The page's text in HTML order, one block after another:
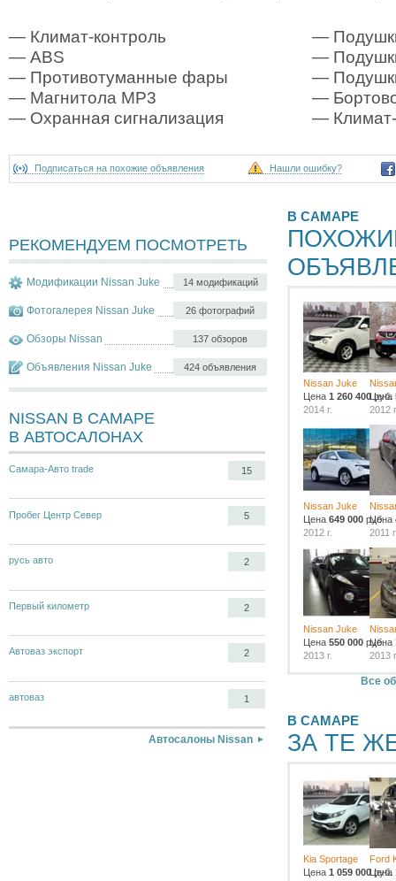
— Климат-контроль
— ABS
— Противотуманные фары
— Магнитола MP3
— Охранная сигнализация
—
—
—
—
— Климат-
Подписаться на похожие объявления Нашли ошибку?
РЕКОМЕНДУЕМ ПОСМОТРЕТЬ
14 модификаций
Модификации Nissan Juke
26 фотографий
Фотогалерея Nissan Juke
137 обзоров
Обзоры Nissan
424 объявления
Объявления Nissan Juke
NISSAN В САМАРЕ
В АВТОСАЛОНАХ
Самара-Авто trade 15
Пробег Центр Север 5
русь авто 2
Первый километр 2
Автоваз экспорт 2
автоваз 1
Автосалоны Nissan
В САМАРЕ
Nissan Juke
Цена 1 260 400 руб.
2014 г.
Цена
2012
Nissan Juke
Цена 649 000 руб.
2012 г.
Цена
2011
Nissan Juke
Цена 550 000 руб.
2013 г.
Цена
2013
Все
В САМАРЕ
ЗА ТЕ
Kia Sportage
Цена 1 059 000руб.
Ford
Цена